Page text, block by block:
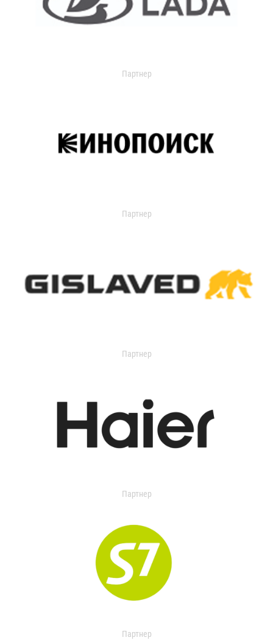
Партнер
Партнер
Партнер
Партнер
Партнер